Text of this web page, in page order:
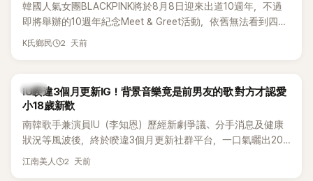
韓國人氣女團BLACKPINK將於8月8日迎來出道10週年，不過
即將舉辦的10週年紀念Meet & Greet活動，依舊無法看到四人
合體。根據韓媒《MyDaily》7日報導，當天將由Jisoo（智秀）、
K氏鄉民 2 天前
韓星
IU睽違3個月更新IG！背景音樂竟是前男友的歌 對方才認愛
小18歲新歡
南韓歌手兼演員IU（李知恩）歷經新劇爭議、分手消息及健康
狀況等風波後，終於睽違3個月更新社群平台，一口氣曬出20
張近況照，讓大批粉絲又驚又喜。不過，比起照片本身，更引
江南美人 2 天前